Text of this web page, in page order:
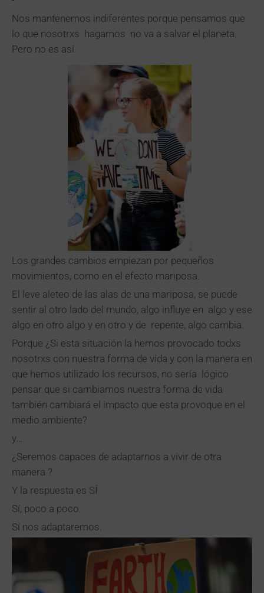
Nos mantenemos indiferentes porque pensamos que
lo que nosotrxs hagamos no va a salvar el planeta.
Pero no es así.
Los grandes cambios empiezan por pequeños
movimientos, como en el efecto mariposa.
El leve aleteo de las alas de una mariposa, se puede
sentir al otro lado del mundo, algo influye en algo y ese
algo en otro algo y en otro y de repente, algo cambia.
Porque ¿Si esta situación la hemos provocado todxs
nosotrxs con nuestra forma de vida y con la manera en
que hemos utilizado los recursos, no sería lógico
pensar que si cambiamos nuestra forma de vida
también cambiará el impacto que esta provoque en el
medio ambiente?
y…
¿Seremos capaces de adaptarnos a vivir de otra
manera ?
Y la respuesta es SÍ
Sí, poco a poco.
Sí nos adaptaremos.